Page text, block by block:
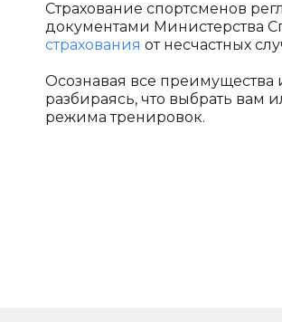
Страхование спортсменов
документами Министерства
страхования от несчастных
Осознавая все
разбираясь, что выбрать вам
режима тренировок.